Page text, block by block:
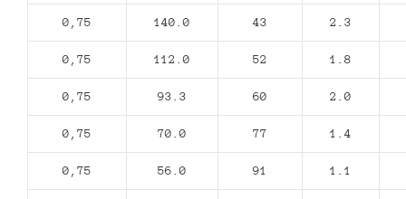
0,75 140.0 43 2.3
0,75 112.0 52 1.8
0,75 93.3 60 2.0
0,75 70.0 77 1.4
0,75 56.0 91 1.1